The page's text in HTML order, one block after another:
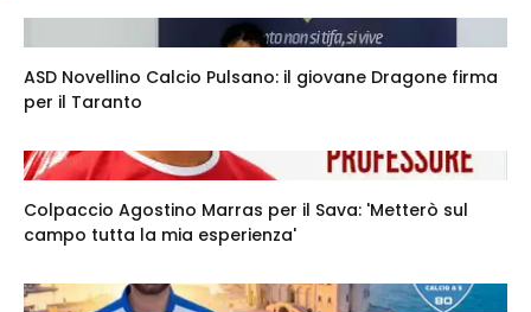
ASD Novellino Calcio Pulsano: il giovane Dragone firma
per il Taranto
Colpaccio Agostino Marras per il Sava: 'Metterò sul
campo tutta la mia esperienza'